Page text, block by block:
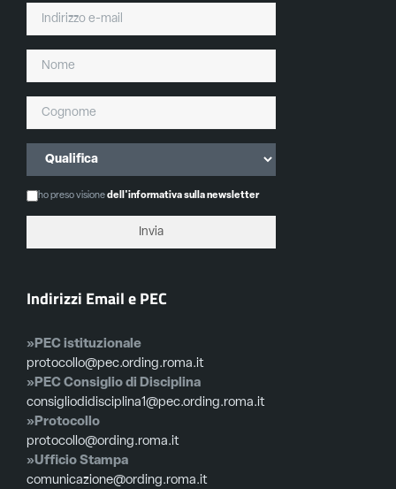
ho preso visionedell'informativa sulla newsletter
Indirizzi Email e PEC
»PEC istituzionale
protocollo@pec.ording.roma.it
»PEC Consiglio di Disciplina
consigliodidisciplina1@pec.ording.roma.it
»Protocollo
protocollo@ording.roma.it
»Ufficio Stampa
comunicazione@ording.roma.it